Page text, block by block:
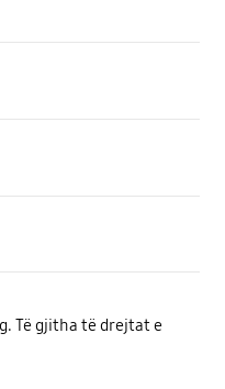
Të gjitha të drejtat e